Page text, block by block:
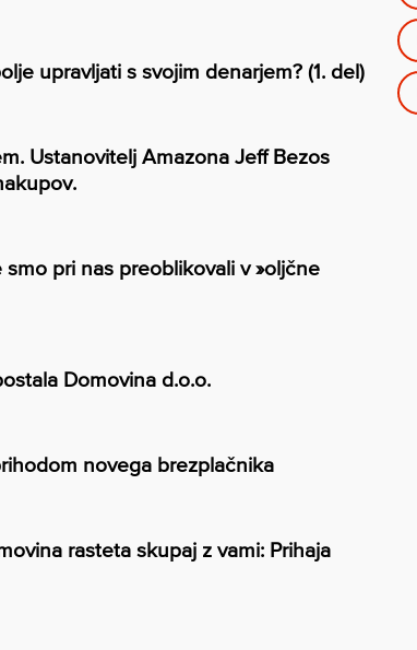
upravljati s svojim denarjem? (1. del)
Ustanovitelj Amazona Jeff Bezos
pri nas preoblikovali v »oljčne
Domovina d.o.o.
novega brezplačnika
rasteta skupaj z vami: Prihaja